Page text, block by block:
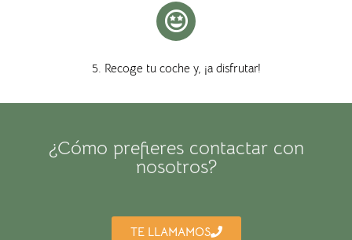
5. Recoge tu coche y, ¡a disfrutar!
¿Cómo prefieres contactar con
nosotros?
TE LLAMAMOS